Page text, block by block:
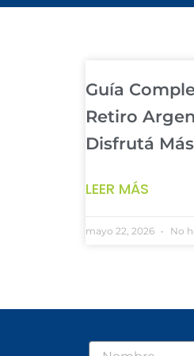
Guía
Retiro
Disfrutá
LEER MÁS
mayo 22, 2026 No
Nombre